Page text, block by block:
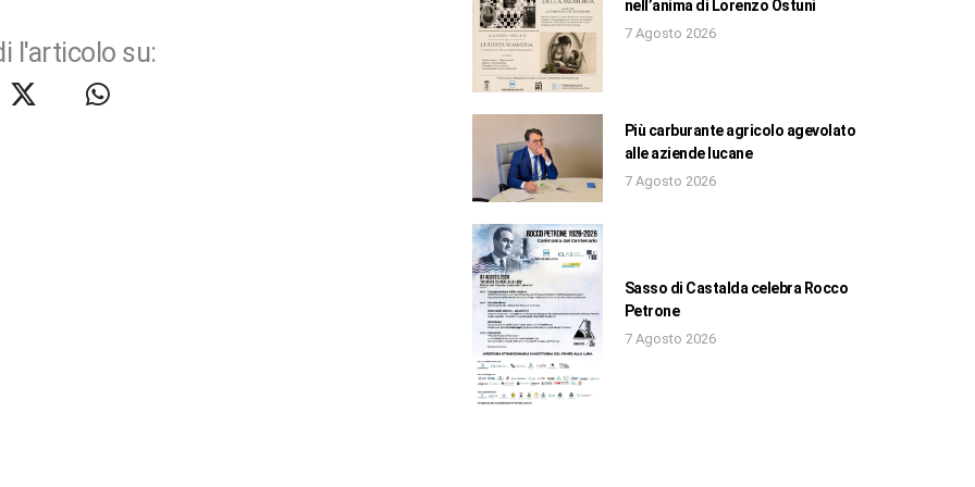
l'articolo su:
nell’anima di Lorenzo Ostuni
7 Agosto 2026
Più carburante agricolo agevolato
alle aziende lucane
7 Agosto 2026
Sasso di Castalda celebra Rocco
Petrone
7 Agosto 2026